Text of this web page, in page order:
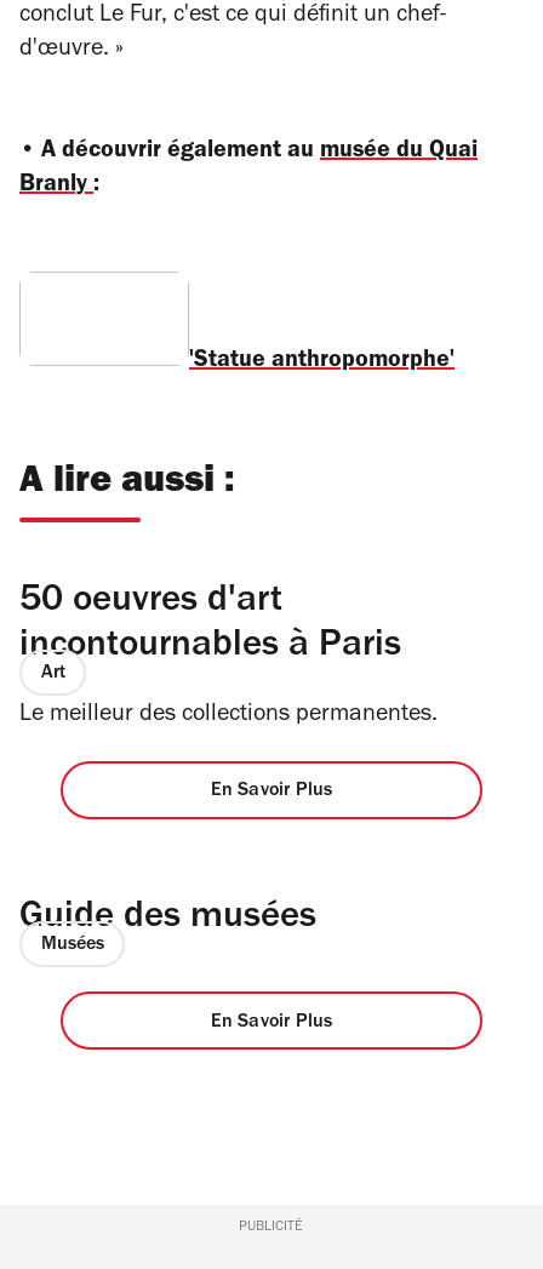
conclut Le Fur, c'est ce qui définit un chef-
d'œuvre. »
• A découvrir également au musée du Quai
Branly:
'Statue anthropomorphe'
A lire aussi :
50 oeuvres d'art
incontournables à Paris
Art
Le meilleur des collections permanentes.
En Savoir Plus
Guide des musées
Musées
En Savoir Plus
PUBLICITÉ